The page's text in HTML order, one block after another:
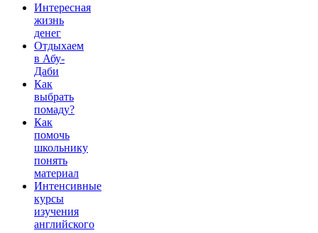
Интересная
жизнь
денег
Отдыхаем
в Абу-
Даби
Как
выбрать
помаду?
Как
помочь
школьнику
понять
материал
Интенсивные
курсы
изучения
английского